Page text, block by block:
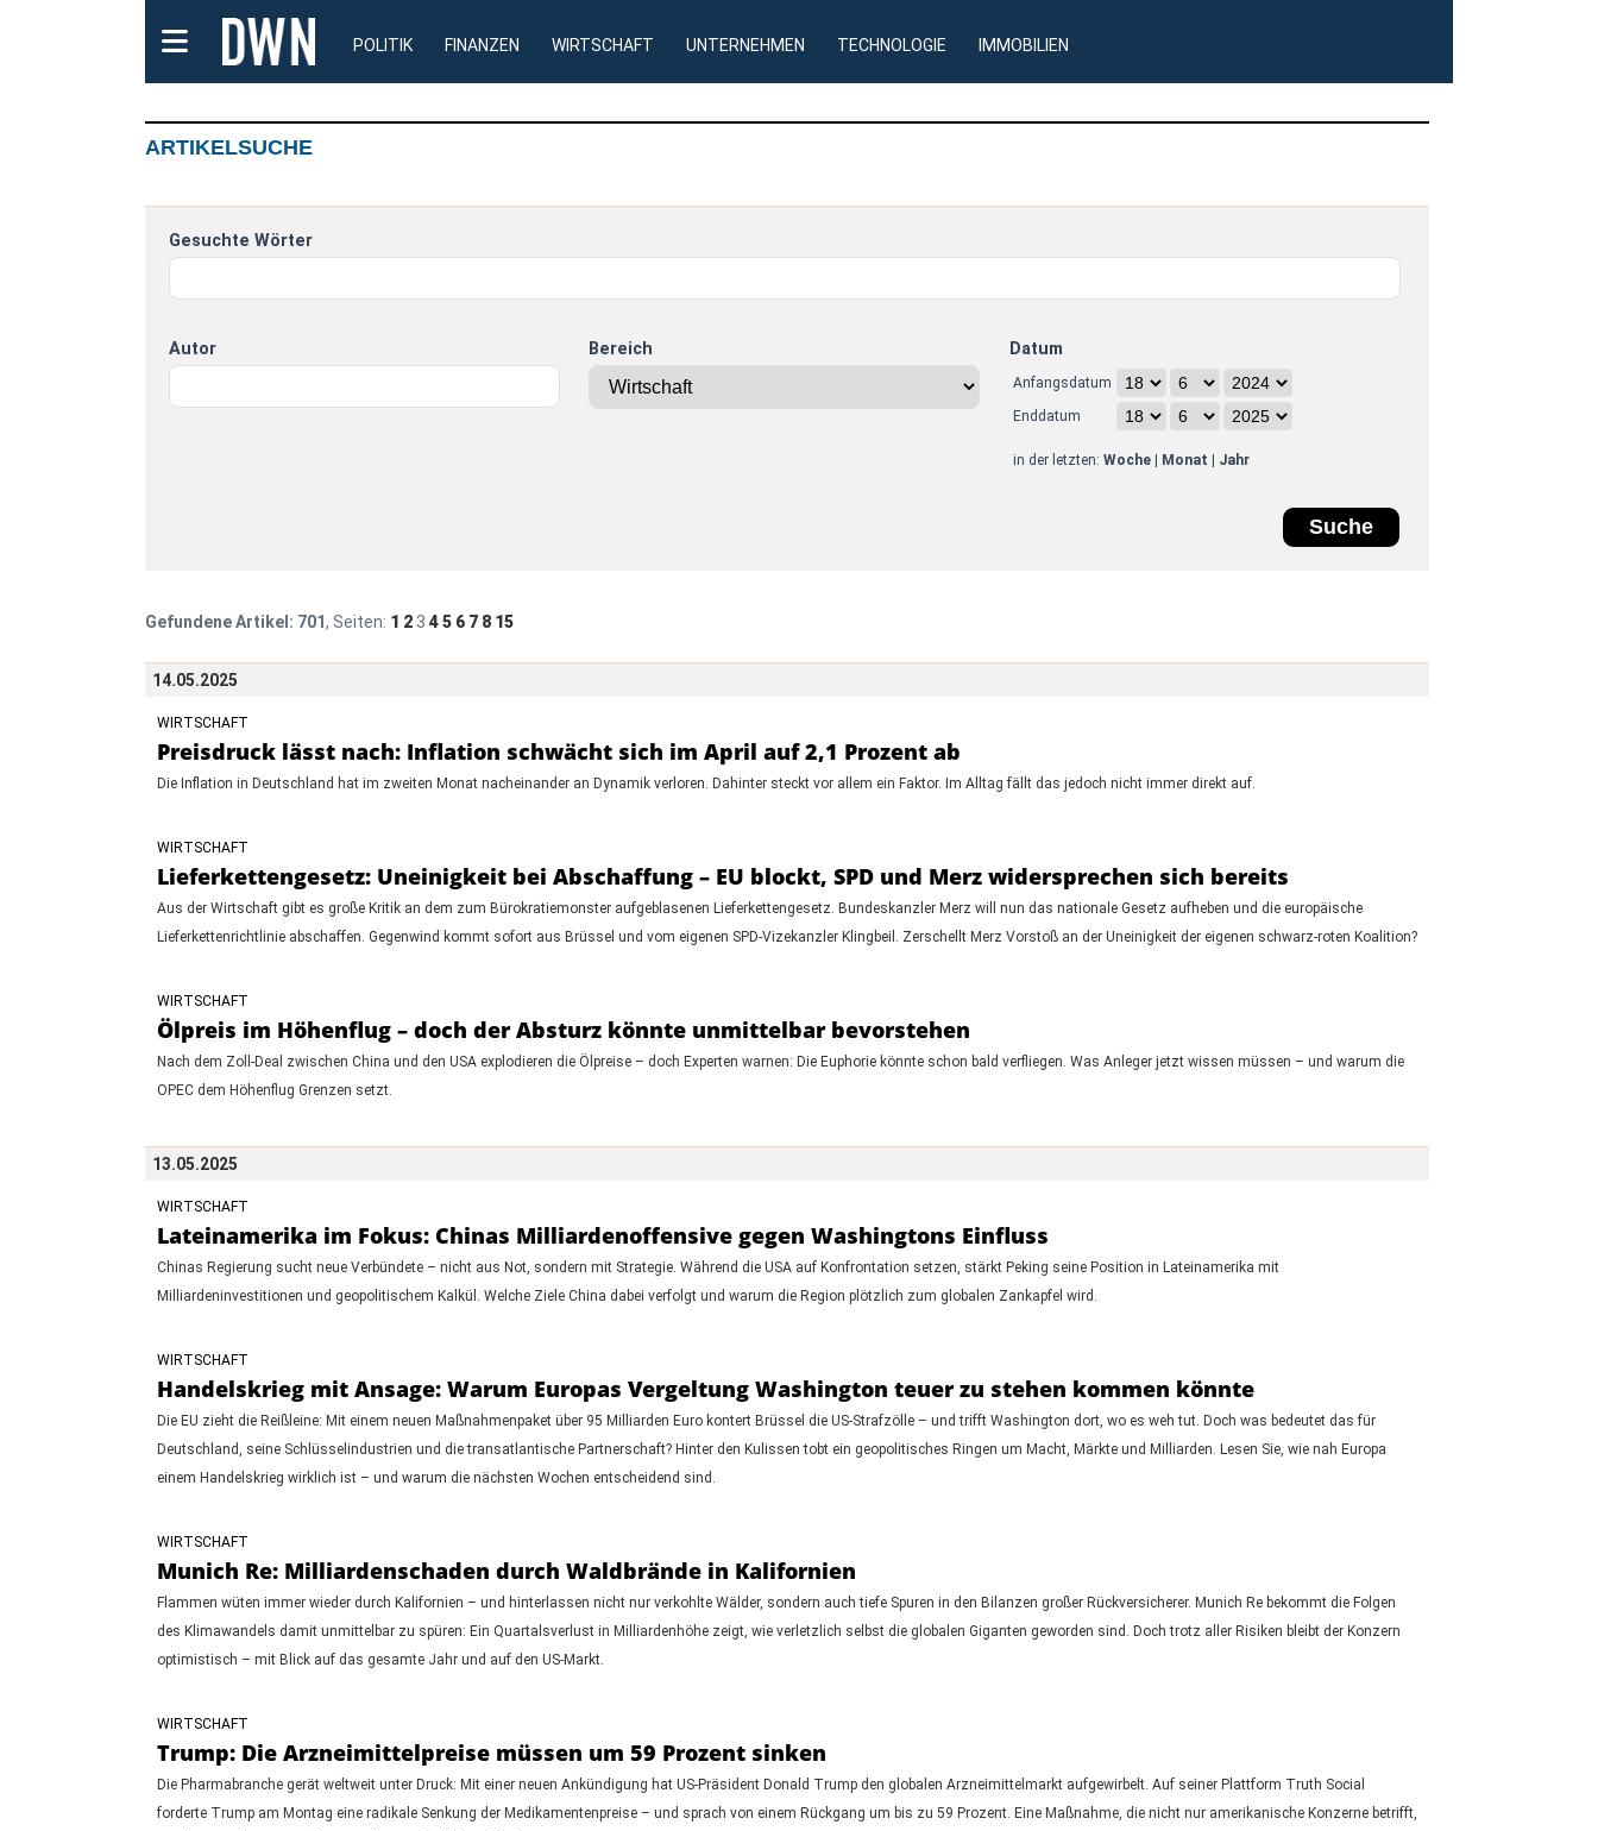
POLITIK FINANZEN WIRTSCHAFT UNTERNEHMEN TECHNOLOGIE IMMOBILIEN
ARTIKELSUCHE
Gesuchte Wörter
Autor Bereich Datum
Anfangsdatum
Enddatum
in der letzten: Woche| Monat Jahr
Gefundene Artikel: 701, Seiten: 1 2 3 45 6 7 8 15
14.05.2025
WIRTSCHAFT
Preisdruck lässt nach: Inflation schwächt sich im April auf 2,1 Prozent ab
Die Inflation in Deutschland hat im zweiten Monat nacheinander an Dynamik verloren. Dahinter steckt vor allem ein Faktor. Im Alltag fällt das jedoch nicht immer direkt auf.
WIRTSCHAFT
Lieferkettengesetz: Uneinigkeit bei Abschaffung – EU blockt, SPD und Merz widersprechen sich bereits
Aus der Wirtschaft gibt es große Kritik an dem zum Bürokratiemonster aufgeblasenen Lieferkettengesetz. Bundeskanzler Merz will nun das nationale Gesetz aufheben und die europäische
Lieferkettenrichtlinie abschaffen. Gegenwind kommt sofort aus Brüssel und vom eigenen SPD-Vizekanzler Klingbeil. Zerschellt Merz Vorstoß an der Uneinigkeit der eigenen schwarz-roten Koalition?
WIRTSCHAFT
Ölpreis im Höhenflug – doch der Absturz könnte unmittelbar bevorstehen
Nach dem Zoll-Deal zwischen China und den USA explodieren die Ölpreise – doch Experten warnen: Die Euphorie könnte schon bald verfliegen. Was Anleger jetzt wissen müssen – und warum die
OPEC dem Höhenflug Grenzen setzt.
13.05.2025
WIRTSCHAFT
Lateinamerika im Fokus: Chinas Milliardenoffensive gegen Washingtons Einfluss
Chinas Regierung sucht neue Verbündete – nicht aus Not, sondern mit Strategie. Während die USA auf Konfrontation setzen, stärkt Peking seine Position in Lateinamerika mit
Milliardeninvestitionen und geopolitischem Kalkül. Welche Ziele China dabei verfolgt und warum die Region plötzlich zum globalen Zankapfel wird.
WIRTSCHAFT
Handelskrieg mit Ansage: Warum Europas Vergeltung Washington teuer zu stehen kommen könnte
Die EU zieht die Reißleine: Mit einem neuen Maßnahmenpaket über 95 Milliarden Euro kontert Brüssel die US-Strafzölle – und trifft Washington dort, wo es weh tut. Doch was bedeutet das für
Deutschland, seine Schlüsselindustrien und die transatlantische Partnerschaft? Hinter den Kulissen tobt ein geopolitisches Ringen um Macht, Märkte und Milliarden. Lesen Sie, wie nah Europa
einem Handelskrieg wirklich ist – und warum die nächsten Wochen entscheidend sind.
WIRTSCHAFT
Munich Re: Milliardenschaden durch Waldbrände in Kalifornien
Flammen wüten immer wieder durch Kalifornien – und hinterlassen nicht nur verkohlte Wälder, sondern auch tiefe Spuren in den Bilanzen großer Rückversicherer. Munich Re bekommt die Folgen
des Klimawandels damit unmittelbar zu spüren: Ein Quartalsverlust in Milliardenhöhe zeigt, wie verletzlich selbst die globalen Giganten geworden sind. Doch trotz aller Risiken bleibt der Konzern
optimistisch – mit Blick auf das gesamte Jahr und auf den US-Markt.
WIRTSCHAFT
Trump: Die Arzneimittelpreise müssen um 59 Prozent sinken
Die Pharmabranche gerät weltweit unter Druck: Mit einer neuen Ankündigung hat US-Präsident Donald Trump den globalen Arzneimittelmarkt aufgewirbelt. Auf seiner Plattform Truth Social
forderte Trump am Montag eine radikale Senkung der Medikamentenpreise – und sprach von einem Rückgang um bis zu 59 Prozent. Eine Maßnahme, die nicht nur amerikanische Konzerne betrifft,